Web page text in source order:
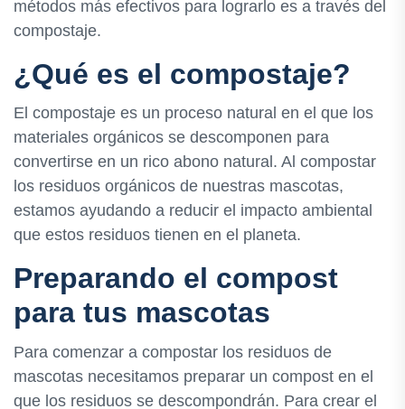
métodos más efectivos para lograrlo es a través del
compostaje.
¿Qué es el compostaje?
El compostaje es un proceso natural en el que los
materiales orgánicos se descomponen para
convertirse en un rico abono natural. Al compostar
los residuos orgánicos de nuestras mascotas,
estamos ayudando a reducir el impacto ambiental
que estos residuos tienen en el planeta.
Preparando el compost
para tus mascotas
Para comenzar a compostar los residuos de
mascotas necesitamos preparar un compost en el
que los residuos se descompondrán. Para crear el